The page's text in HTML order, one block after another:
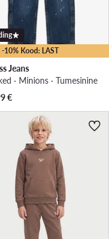
-10% Kood: LAST
Jeans
· Minions · Tumesinine
€